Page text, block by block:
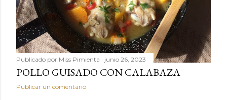
Publicado por Miss Pimienta junio 26, 2023
POLLO GUISADO CON CALABAZA
Publicar un comentario